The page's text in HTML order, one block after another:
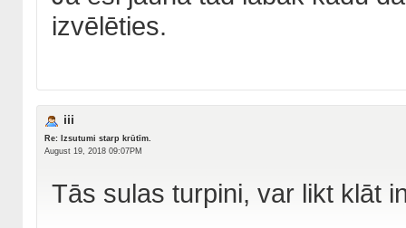
izvēlēties.
iii
Re: Izsutumi starp krūtīm.
August 19, 2018 09:07PM
Tās sulas turpini, var likt klāt